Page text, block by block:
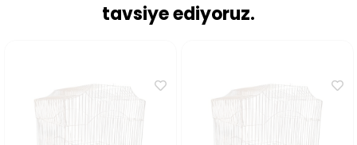
tavsiye ediyoruz.